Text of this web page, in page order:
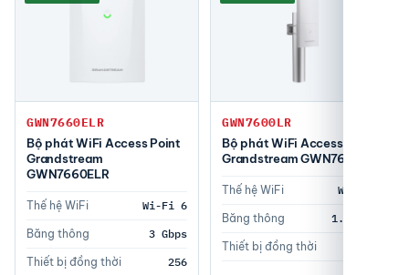
GWN7660ELR
Bộ phát WiFi Access Point
Grandstream
GWN7660ELR
Thế hệ WiFi Wi-Fi 6
Băng thông 3 Gbps
Thiết bị đồng thời 256
GWN7600LR
Bộ phát WiFi Access Point
Grandstream GWN7600LR
Thế hệ WiFi Wi-Fi 5
Băng thông 1.27Gbps
Thiết bị đồng thời